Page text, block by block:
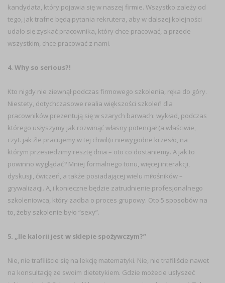
kandydata, który pojawia się w naszej firmie. Wszystko zależy od
tego, jak trafne będą pytania rekrutera, aby w dalszej kolejności
udało się zyskać pracownika, który chce pracować, a przede
wszystkim, chce pracować z nami.
4. Why so serious?!
Kto nigdy nie ziewnął podczas firmowego szkolenia, ręka do góry.
Niestety, dotychczasowe realia większości szkoleń dla
pracowników prezentują się w szarych barwach: wykład, podczas
którego usłyszymy jak rozwinąć własny potencjał (a właściwie,
czyt. jak źle pracujemy w tej chwili) i niewygodne krzesło, na
którym przesiedzimy resztę dnia – oto co dostaniemy. A jak to
powinno wyglądać? Mniej formalnego tonu, więcej interakcji,
dyskusji, ćwiczeń, a także posiadającej wielu miłośników –
grywalizacji. A, i konieczne będzie zatrudnienie profesjonalnego
szkoleniowca, który zadba o proces grupowy. Oto 5 sposobów na
to, żeby szkolenie było “sexy”.
5. „Ile kalorii jest w sklepie spożywczym?”
Nie, nie trafiliście się na lekcję matematyki. Nie, nie trafiliście nawet
na konsultację ze swoim dietetykiem. Gdzie możecie usłyszeć